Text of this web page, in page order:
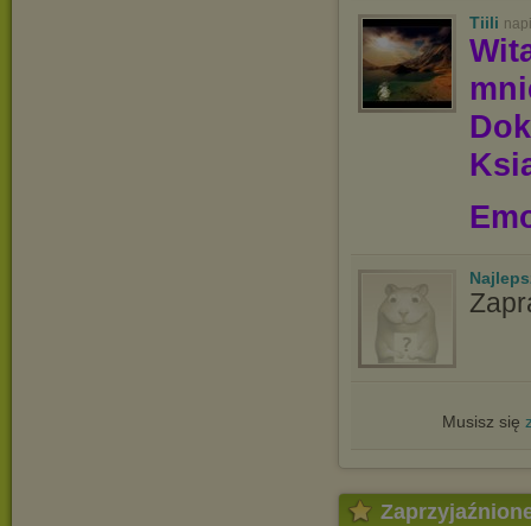
Tiili
Musisz się